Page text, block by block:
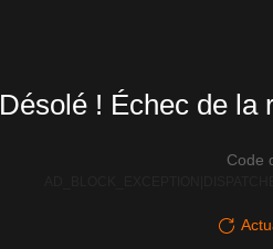
Désolé ! Échec de la
Code